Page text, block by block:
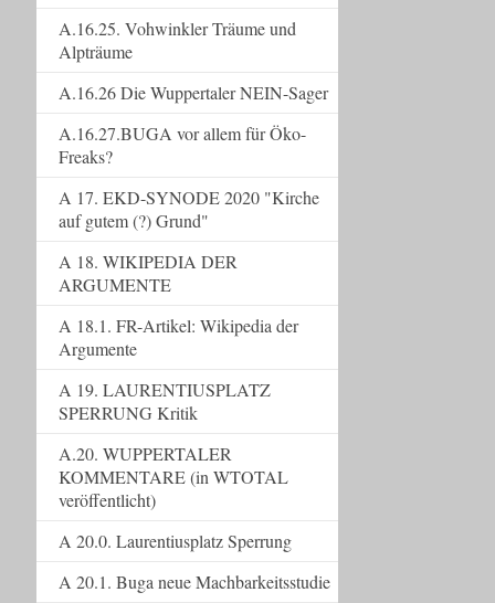
A.16.25. Vohwinkler Träume und
Alpträume
A.16.26 Die Wuppertaler NEIN-Sager
A.16.27.BUGA vor allem für Öko-
Freaks?
A 17. EKD-SYNODE 2020 "Kirche
auf gutem (?) Grund"
A 18. WIKIPEDIA DER
ARGUMENTE
A 18.1. FR-Artikel: Wikipedia der
Argumente
A 19. LAURENTIUSPLATZ
SPERRUNG Kritik
A.20. WUPPERTALER
KOMMENTARE (in WTOTAL
veröffentlicht)
A 20.0. Laurentiusplatz Sperrung
A 20.1. Buga neue Machbarkeitsstudie